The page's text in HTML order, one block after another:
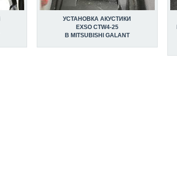
УСТАНОВКА АКУСТИКИ
EXSO CTW4-25
В MITSUBISHI GALANT